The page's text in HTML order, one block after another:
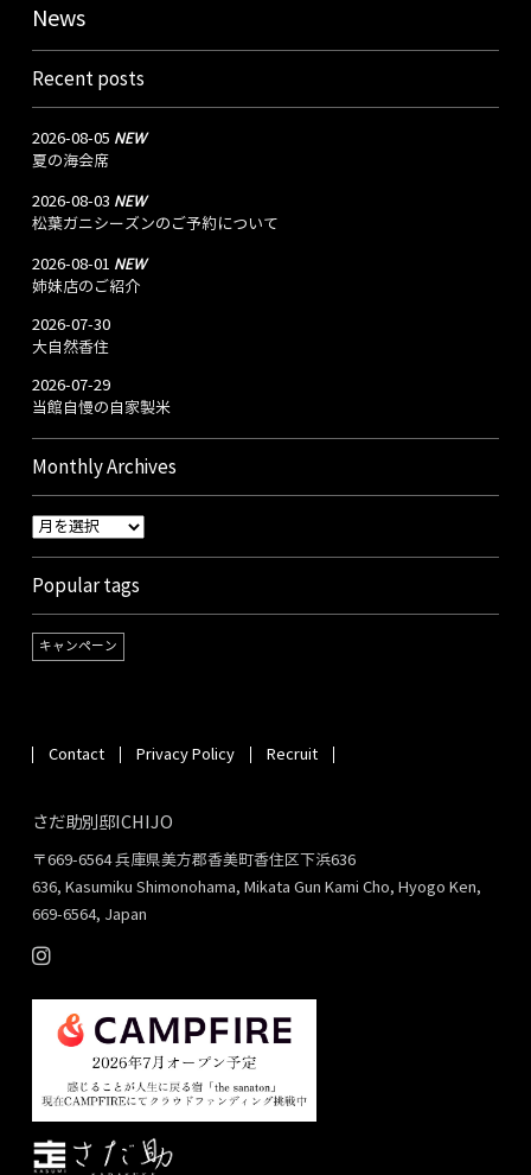
News
Recent posts
2026-08-05 NEW
夏の海会席
2026-08-03 NEW
松葉ガニシーズンのご予約について
2026-08-01 NEW
姉妹店のご紹介
2026-07-30
大自然香住
2026-07-29
当館自慢の自家製米
Monthly Archives
Popular tags
キャンペーン
Contact Privacy Policy Recruit
さだ助別邸ICHIJO
〒669-6564 兵庫県美方郡香美町香住区下浜636
636, Kasumiku Shimonohama, Mikata Gun Kami Cho, Hyogo Ken,
669-6564, Japan